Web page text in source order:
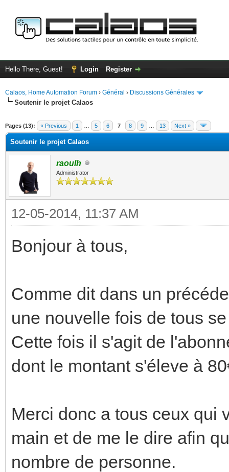
Hello There, Guest! Login Register
Calaos, Home Automation Forum › Général › Discussions Générales
Soutenir le projet Calaos
Pages (13): « Previous 1 5 6 7 8 9 13 Next »
Soutenir le projet Calaos
raoulh
Administrator
12-05-2014, 11:37 AM
Bonjour à tous,
Comme dit dans un
une nouvelle fois de tous
Cette fois il s'agit de
dont le montant s'éleve à
Merci donc a tous ceux qui
main et de me le dire afin
nombre de personne.